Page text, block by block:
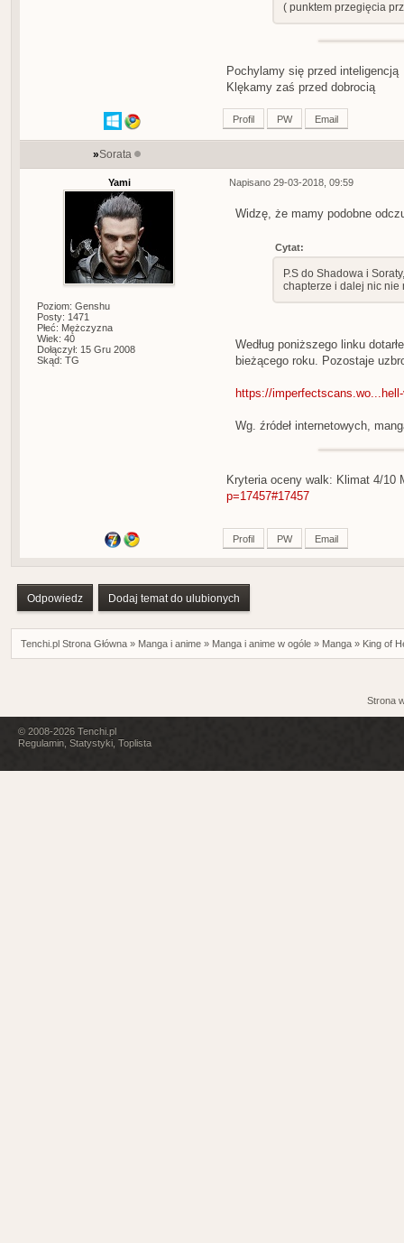
( punktem przegięcia
Pochylamy się przed inteligencją
Klękamy zaś przed dobrocią
Profil PW Email
»Sorata
Yami
Poziom: Genshu
Posty: 1471
Płeć: Mężczyzna
Wiek: 40
Dołączył: 15 Gru 2008
Skąd: TG
Napisano 29-03-2018, 09:59
Widzę, że mamy podobne
Cytat:
P.S do Shadowa i
chapterze i dalej nic nie
Według poniższego linku
bieżącego roku. Pozostaje
https://
Wg. źródeł internetowych,
Kryteria oceny walk: Klimat 4/
p=17457#17457
Profil PW Email
Odpowiedz Dodaj temat do ulubionych
Tenchi.pl Strona Główna » Manga i anime » Manga i anime w ogóle » Manga » King of
Strona
© 2008-2026 Tenchi.pl
Regulamin, Statystyki, Toplista